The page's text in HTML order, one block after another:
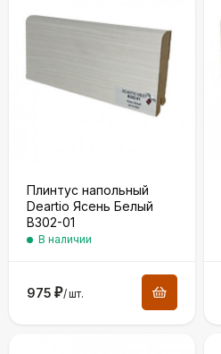
Плинтус напольный
Deartio Ясень Белый
B302-01
В наличии
975 ₽/шт.